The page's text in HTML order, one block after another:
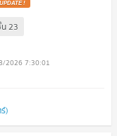
23
2026 7:30:01
)